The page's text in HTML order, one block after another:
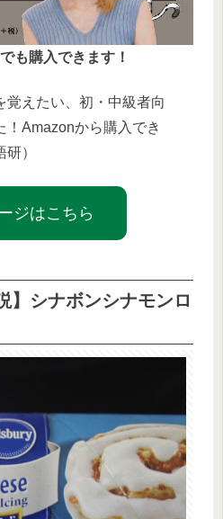
も購入できます！
覚えたい、初・中級者向
！Amazonから購入でき
）
ジはこちら
】シナボンシナモンロ